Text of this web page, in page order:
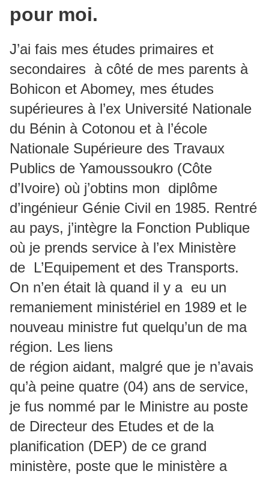
pour moi.
J’ai fais mes études primaires et
secondaires à côté de mes parents à
Bohicon et Abomey, mes études
supérieures à l’ex Université Nationale
du Bénin à Cotonou et à l’école
Nationale Supérieure des Travaux
Publics de Yamoussoukro (Côte
d’Ivoire) où j’obtins mon diplôme
d’ingénieur Génie Civil en 1985. Rentré
au pays, j’intègre la Fonction Publique
où je prends service à l’ex Ministère
de L’Equipement et des Transports.
On n’en était là quand il y a eu un
remaniement ministériel en 1989 et le
nouveau ministre fut quelqu’un de ma
région. Les liens
de région aidant, malgré que je n’avais
qu’à peine quatre (04) ans de service,
je fus nommé par le Ministre au poste
de Directeur des Etudes et de la
planification (DEP) de ce grand
ministère, poste que le ministère a